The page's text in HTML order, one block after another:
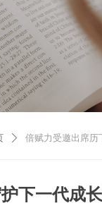
ꄲ 倍赋力受邀出席历
下一代成长